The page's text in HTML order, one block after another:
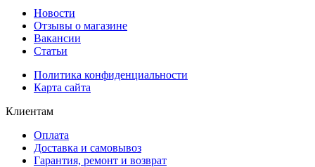
Новости
Отзывы о магазине
Вакансии
Статьи
Политика конфиденциальности
Карта сайта
Клиентам
Оплата
Доставка и самовывоз
Гарантия, ремонт и возврат